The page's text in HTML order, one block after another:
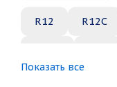
R12 R12C
Показать все